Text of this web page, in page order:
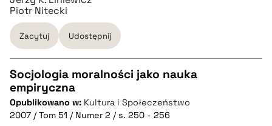
Piotr Nitecki
Zacytuj Udostępnij
CZYSTY TEKST
Socjologia moralności jako nauka
empiryczna
Opublikowano w: Kultura i Społeczeństwo
2007 / Tom 51 / Numer 2 / s. 250 - 256